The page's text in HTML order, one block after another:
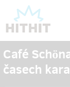
Café
časech